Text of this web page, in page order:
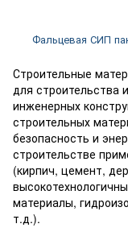
Строительные
для строительства
инженерных
строительных
безопасность и
строительстве
(кирпич, цемент,
материалы,
т.д.).
Фальцевая СИП